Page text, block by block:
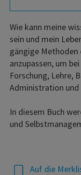
Auf die
Wie kann meine
sein und mein
gängige
anzupassen, um
Forschung, Lehre,
Administration und
In diesem Buch
und